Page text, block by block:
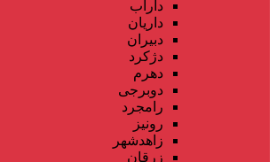
داراب
داریان
دبیران
دژکرد
دهرم
دوبرجی
رامجرد
رونیز
زاهدشهر
زرقان